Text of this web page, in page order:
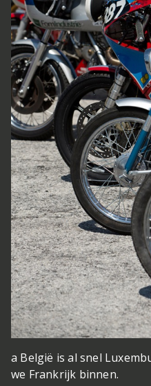
a België is al snel
we Frankrijk binnen.